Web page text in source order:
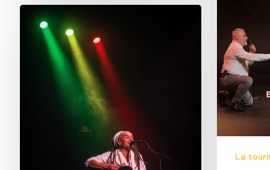
La
Boisseuil,
Balanzac
Noirmoutier